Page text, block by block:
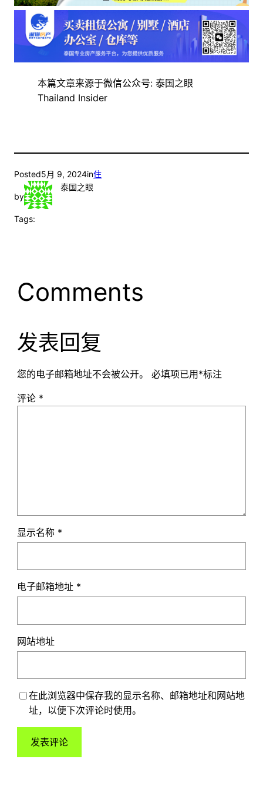
本篇文章来源于微信公众号: 泰国之眼
Thailand Insider
Posted5月 9, 2024in住
by
泰国之眼
Tags:
Comments
发表回复
您的电子邮箱地址不会被公开。 必填项已用*标注
评论 *
显示名称 *
电子邮箱地址 *
网站地址
在此浏览器中保存我的显示名称、邮箱地址和网站地
址，以便下次评论时使用。